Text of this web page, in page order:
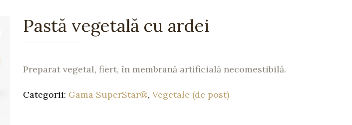
Pastă vegetală cu ardei
Preparat vegetal, fiert, în membrană artificială necomestibilă.
Categorii: Gama SuperStar®, Vegetale (de post)